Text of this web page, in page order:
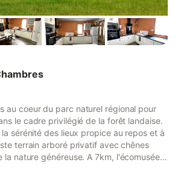
au coeur du parc naturel régional pour
le cadre privilégié de la forêt landaise.
sérénité des lieux propice au repos et à
terrain arboré privatif avec chênes
la nature généreuse. A 7km, l'écomusée
d'Arjuzanx à 20 km vous offre un